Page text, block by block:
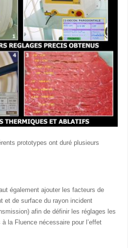
prototypes ont duré plusieurs
également ajouter les facteurs de
et de surface du rayon incident
afin de définir les réglages les
la Fluence nécessaire pour l’effet